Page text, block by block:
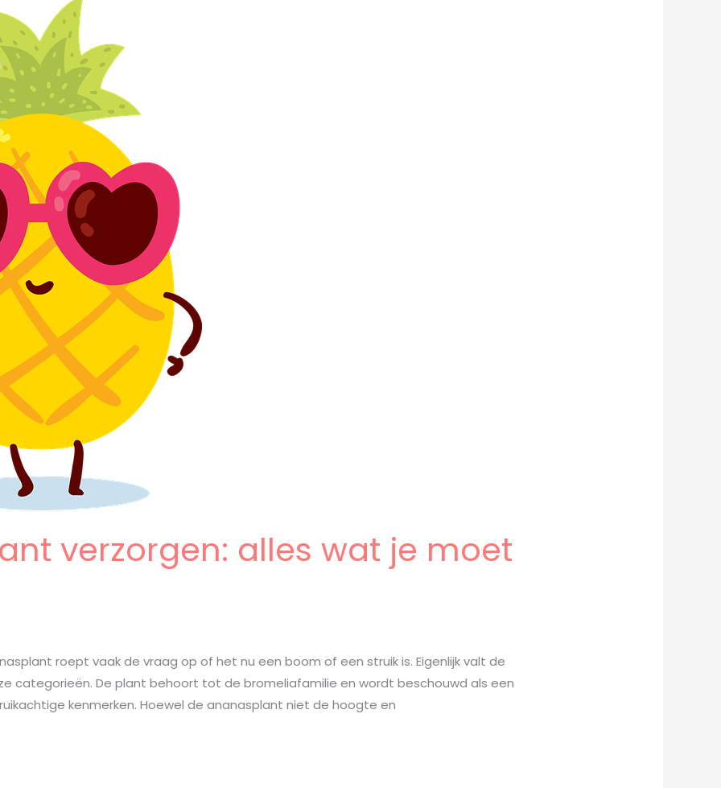
verzorgen: alles wat je moet
roept vaak de vraag op of het nu een boom of een struik is. Eigenlijk valt de
categorieën. De plant behoort tot de bromeliafamilie en wordt beschouwd als een
kenmerken. Hoewel de ananasplant niet de hoogte en